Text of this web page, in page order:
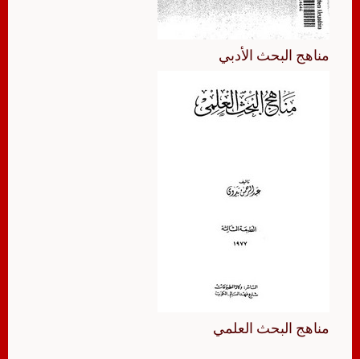
مناهج البحث الأدبي
مناهج البحث العلمي